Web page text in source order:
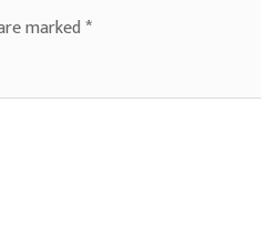
marked*